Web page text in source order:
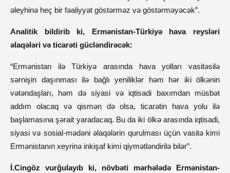
əleyhinə heç bir fəaliyyət göstərməz və göstərməyəcək”.
Analitik bildirib ki, Ermənistan-Türkiyə hava reysləri
əlaqələri və ticarəti gücləndirəcək:
“Ermənistan ilə Türkiyə arasında hava yolları vasitəsilə
sərnişin daşınması ilə bağlı yeniliklər həm hər iki ölkənin
vətəndaşları, həm də siyasi və iqtisadi baxımdan müsbət
addım olacaq və qismən də olsa, ticarətin hava yolu ilə
başlamasına şərait yaradacaq. Bu da iki ölkə arasında iqtisadi,
siyasi və sosial-mədəni əlaqələrin qurulması üçün vasitə kimi
Ermənistanın xeyrinə inkişaf kimi qiymətləndirilə bilər”.
İ.Cingöz vurğulayıb ki, növbəti mərhələdə Ermənistan-